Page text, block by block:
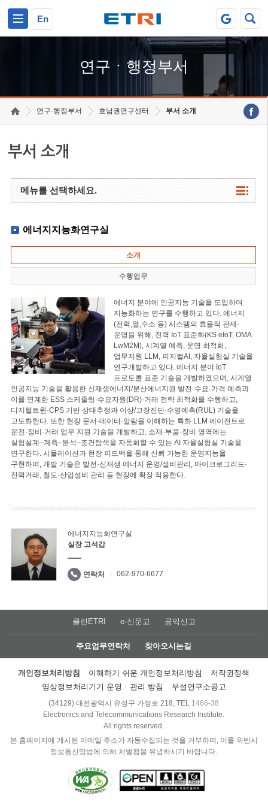
En
연구ㆍ행정부서
연구·행정부서 호남권연구센터 부서 소개
부서 소개
메뉴를 선택하세요.
에너지지능화연구실
소개
수행업무
에너지 분야에 인공지능 기술을 도입하여
지능화하는 연구를 수행하고 있다. 에너지
(전력,열,수소 등) 시스템의 효율적 관제·
운영을 위해, 전력 IoT 표준화(KS eIoT, OMA
LwM2M), 시계열 예측, 운영 최적화,
업무지원 LLM, 피지컬AI, 자율실험실 기술을
연구개발하고 있다. 에너지 분야 IoT
프로토콜 표준 기술을 개발하였으며, 시계열
인공지능 기술을 활용한 신재생에너지/분산에너지원 발전·수요·가격 예측과
이를 연계한 ESS 스케줄링·수요자원(DR)·거래 전략 최적화를 수행하고,
디지털트윈·CPS 기반 상태추정과 이상/고장진단·수명예측(RUL) 기술을
고도화한다. 또한 현장 문서·데이터·알람을 이해하는 특화 LLM 에이전트로
운전·정비·거래 업무 지원 기술을 개발하고, 소재·부품·장비 영역에는
실험설계–계측–분석–조건탐색을 자동화할 수 있는 AI 자율실험실 기술을
연구한다. 시뮬레이션과 현장 피드백을 통해 신뢰 가능한 운영지능을
구현하며, 개발 기술은 발전·신재생 에너지 운영/설비관리, 마이크로그리드·
전력거래, 철도·산업설비 관리 등 현장에 확장 적용한다.
에너지지능화연구실
실장 고석갑
연락처 062-970-6677
클린ETRI e-신문고 공익신고
주요업무연락처 찾아오시는길
개인정보처리방침 이해하기 쉬운 개인정보처리방침
저작권정책
영상정보처리기기 운영ㆍ관리 방침
부설연구소공고
(34129) 대전광역시 유성구 가정로 218, TEL 1466-38
Electronics and Telecommunications Research Institute.
All rights reserved.
본 홈페이지에 게시된 이메일 주소가 자동수집되는 것을 거부하며, 이를 위반시
정보통신망법에 의해 처벌됨을 유념하시기 바랍니다.